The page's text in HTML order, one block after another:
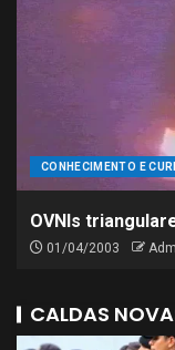
CONHECIMENTO E
OVNIs
01/04/2003
CALDAS